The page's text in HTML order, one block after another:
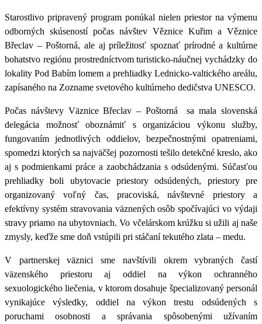
Starostlivo pripravený program ponúkal nielen priestor na výmenu
odborných skúseností počas návštev Věznice Kuřim a Věznice
Břeclav – Poštorná, ale aj príležitosť spoznať prírodné a kultúrne
bohatstvo regiónu prostredníctvom turisticko-náučnej vychádzky do
lokality Pod Babím lomem a prehliadky Lednicko-valtického areálu,
zapísaného na Zozname svetového kultúrneho dedičstva UNESCO.
Počas návštevy Väznice Břeclav – Poštorná
sa mala slovenská
delegácia možnosť oboznámiť s organizáciou výkonu služby,
fungovaním jednotlivých oddielov, bezpečnostnými opatreniami,
spomedzi ktorých sa najväčšej pozornosti tešilo detekčné kreslo, ako
aj s podmienkami práce a zaobchádzania s odsúdenými. Súčasťou
prehliadky boli ubytovacie priestory odsúdených, priestory pre
organizovaný voľný čas, pracoviská, návštevné priestory a
efektívny systém stravovania väznených osôb spočívajúci vo výdaji
stravy priamo na ubytovniach. Vo včelárskom krúžku si užili aj naše
zmysly, keďže sme doň vstúpili pri stáčaní tekutého zlata – medu.
V partnerskej väznici sme navštívili okrem vybraných častí
väzenského priestoru aj oddiel na výkon ochranného
sexuologického liečenia, v ktorom dosahuje špecializovaný personál
vynikajúce výsledky, oddiel na výkon trestu odsúdených s
poruchami osobnosti a správania spôsobenými užívaním